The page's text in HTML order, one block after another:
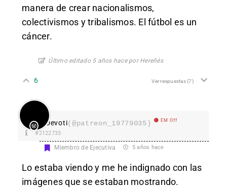
manera de crear nacionalismos,
colectivismos y tribalismos. El fútbol es un
cáncer.
Último editado 5 años hace por Hereñés
6 Ver respuestas(7)
Devoti(@patreon_19779035) EM Off
#2122733
Miembro de Ejecutiva 5 años hace
Lo estaba viendo y me he indignado con las
imágenes que se estaban mostrando.